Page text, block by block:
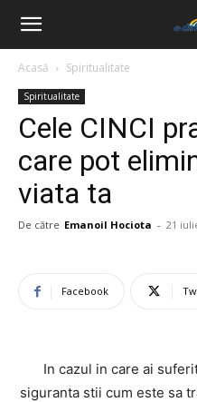
Acasă Spiritualitate
Spiritualitate
Cele CINCI
care pot
viata ta
De către Emanoil Hociota - 21
Facebook
In cazul in care ai
siguranta stii cum este sa